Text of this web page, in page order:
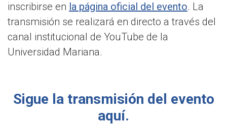
inscribirse en la página oficial del evento. La
transmisión se realizará en directo a través del
canal institucional de YouTube de la
Universidad Mariana.
Sigue la transmisión del evento
aquí.